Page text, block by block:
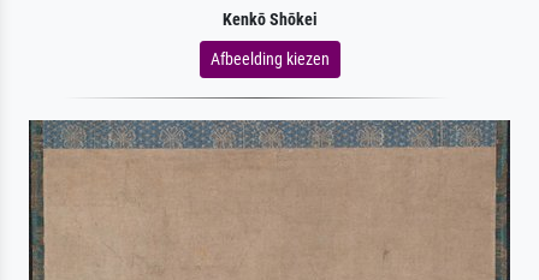
Kenkō Shōkei
Afbeelding kiezen